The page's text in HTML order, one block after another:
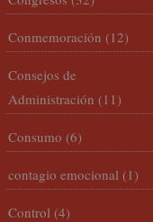
Conmemoración (12)
Consejos de
Administración (11)
Consumo (6)
contagio emocional (1)
Control (4)